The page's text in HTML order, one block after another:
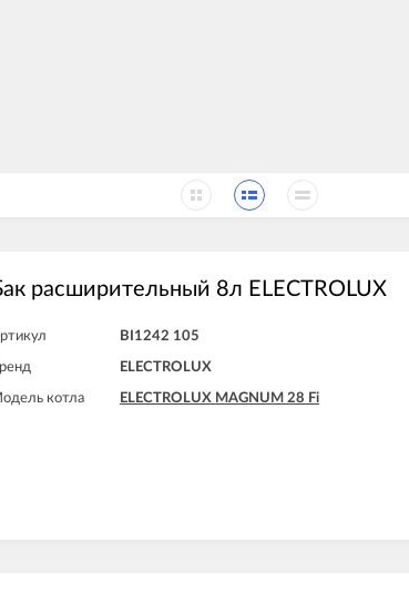
расширительный 8л ELECTROLUX
BI1242 105
ELECTROLUX
котла ELECTROLUX MAGNUM 28 Fi